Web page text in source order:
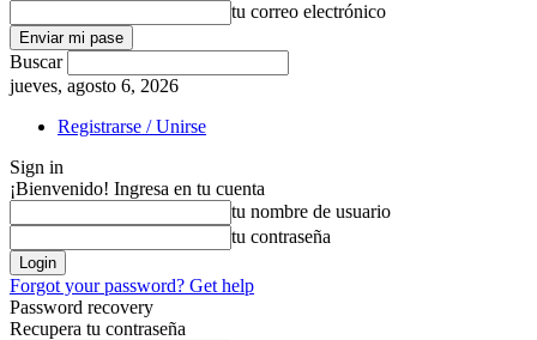
tu correo electrónico
Buscar
jueves, agosto 6, 2026
Registrarse / Unirse
Sign in
¡Bienvenido! Ingresa en tu cuenta
tu nombre de usuario
tu contraseña
Forgot your password? Get help
Password recovery
Recupera tu contraseña